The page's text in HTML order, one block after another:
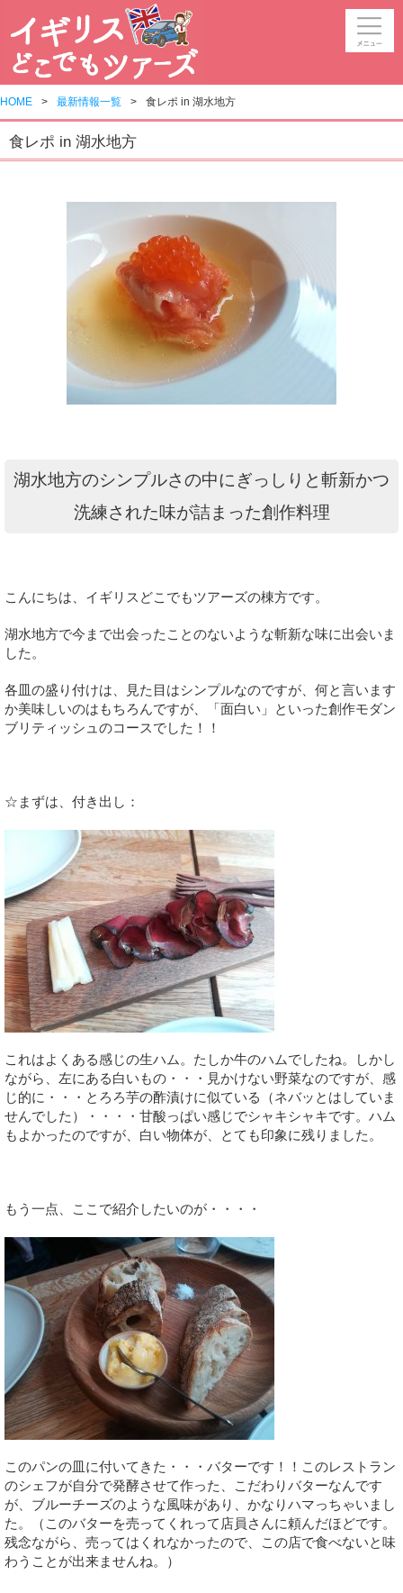
HOME 最新情報一覧 食レポ in 湖水地方
食レポ in 湖水地方
湖水地方のシンプルさの中にぎっしりと斬新かつ
洗練された味が詰まった創作料理
こんにちは、イギリスどこでもツアーズの棟方です。
湖水地方で今まで出会ったことのないような斬新な味に出会いま
した。
各皿の盛り付けは、見た目はシンプルなのですが、何と言います
か美味しいのはもちろんですが、「面白い」といった創作モダン
ブリティッシュのコースでした！！
☆まずは、付き出し ：
これはよくある感じの生ハム。たしか牛のハムでしたね。しかし
ながら、左にある白いもの・・・見かけない野菜なのですが、感
じ的に・・・とろろ芋の酢漬けに似ている（ネバッとはしていま
せんでした）・・・・甘酸っぱい感じでシャキシャキです。ハム
もよかったのですが、白い物体が、とても印象に残りました。
もう一点、ここで紹介したいのが・・・・
このパンの皿に付いてきた・・・バターです！！このレストラン
のシェフが自分で発酵させて作った、こだわりバターなんです
が、ブルーチーズのような風味があり、かなりハマっちゃいまし
た。（このバターを売ってくれって店員さんに頼んだほどです。
残念ながら、売ってはくれなかったので、この店で食べないと味
わうことが出来ませんね。）